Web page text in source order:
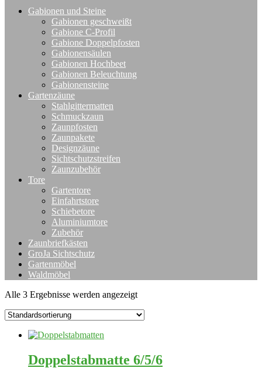
Gabionen und Steine
Gabionen geschweißt
Gabione C-Profil
Gabione Doppelpfosten
Gabionensäulen
Gabionen Hochbeet
Gabionen Beleuchtung
Gabionensteine
Gartenzäune
Stahlgittermatten
Schmuckzaun
Zaunpfosten
Zaunpakete
Designzäune
Sichtschutzstreifen
Zaunzubehör
Tore
Gartentore
Einfahrtstore
Schiebetore
Aluminiumtore
Zubehör
Zaunbriefkästen
GroJa Sichtschutz
Gartenmöbel
Waldmöbel
Alle 3 Ergebnisse werden angezeigt
Doppelstabmatte 6/5/6